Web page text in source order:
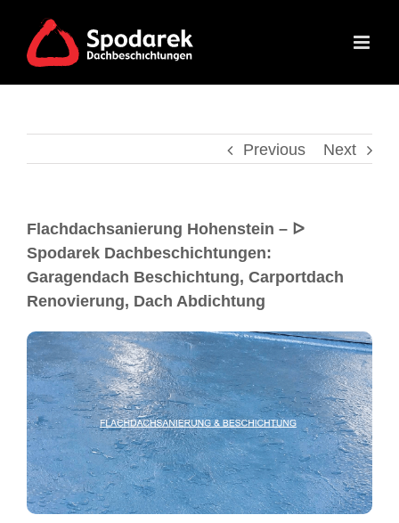
Previous Next
Flachdachsanierung Hohenstein – ᐅ
Spodarek Dachbeschichtungen:
Garagendach Beschichtung, Carportdach
Renovierung, Dach Abdichtung